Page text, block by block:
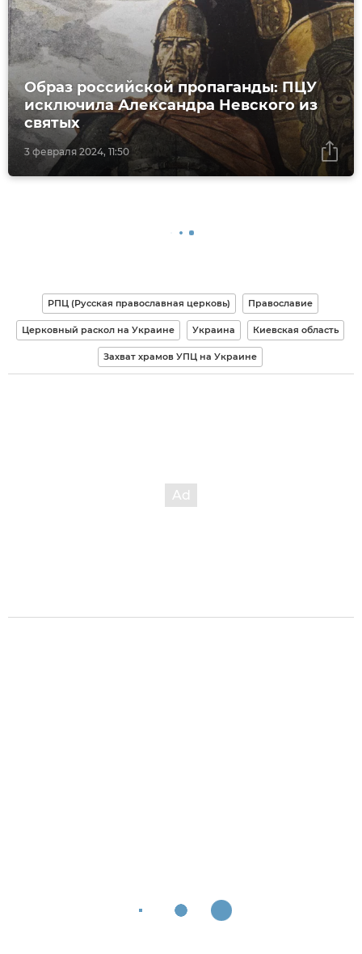
3 февраля 2024, 11:50
Образ российской пропаганды: ПЦУ
исключила Александра Невского из
святых
РПЦ (Русская православная церковь) Православие
Церковный раскол на Украине Украина Киевская область
Захват храмов УПЦ на Украине